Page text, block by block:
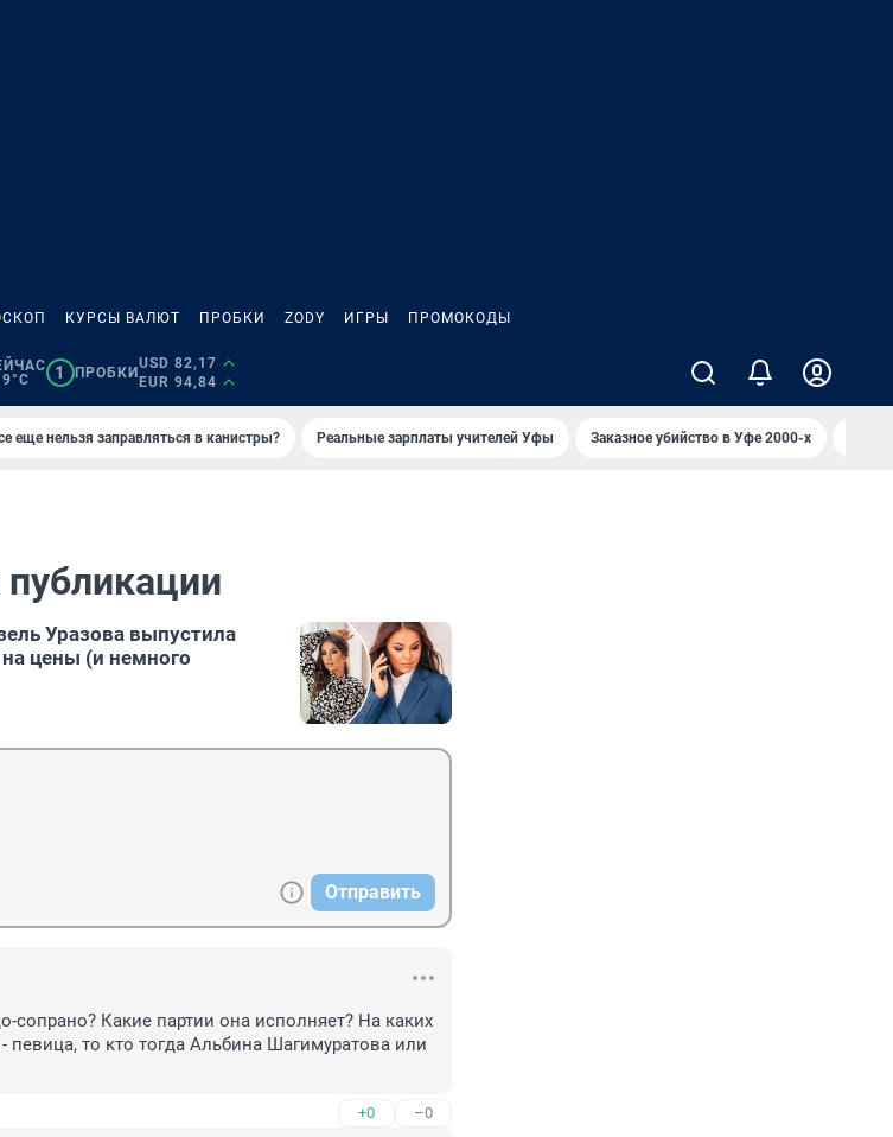
КУРСЫ ВАЛЮТ ПРОБКИ ZODY ИГРЫ ПРОМОКОДЫ
1 ПРОБКИ
USD 82,17
EUR 94,84
еще нельзя заправляться в канистры? Реальные зарплаты учителей Уфы Заказное убийство в Уфе 2000-х
Уразова выпустила
цены (и немного
Отправить
сопрано? Какие партии она исполняет? На каких
певица, то кто тогда Альбина Шагимуратова или
+0 –0